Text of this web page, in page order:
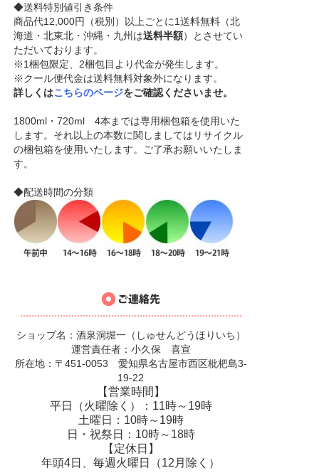
◆送料特別値引き条件
商品代12,000円（税別）以上ごとに1送料無料（北
海道・北東北・沖縄・九州は送料半額）とさせてい
ただいております。
※1梱包限定、2梱包目より代金が発生します。
※クール便代金は送料無料対象外になります。
詳しくはこちらのページをご確認くださいませ。
1800ml・720ml 4本までは専用梱包箱を使用いた
します。それ以上の本数に関しましてはリサイクル
の梱包箱を使用いたします。ご了承お願いいたしま
す。
◆配送時間の分類
ショップ名：酒泉洞堀一（しゅせんどうほりいち）
運営責任者：小久保 喜宣
所在地：〒451-0053 愛知県名古屋市西区枇杷島3-
19-22
【営業時間】
平日（火曜除く）：11時～19時
土曜日：10時～19時
日・祝祭日：10時～18時
【定休日】
年頭4日、毎週火曜日（12月除く）